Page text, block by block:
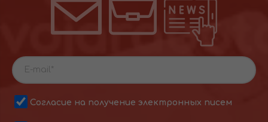
Согласие на получение электронных писем